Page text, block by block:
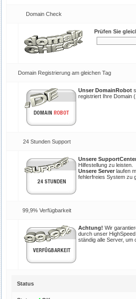
Domain Check
Prüfen Sie
Domain Registrierung am gleichen Tag
Unser DomainRobot
registriert Ihre Domain
24 Stunden Support
Unsere
Hilfestellung zu leisten.
Unsere Server laufen
fehlerfreies System zu
99,9% Verfügbarkeit
Achtung! Wir
durch unser
ständig alle Server, um
Status